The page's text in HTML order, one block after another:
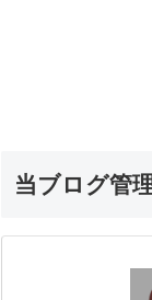
当ブログ管